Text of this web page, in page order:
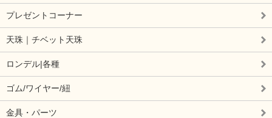
プレゼントコーナー
天珠｜チベット天珠
ロンデル|各種
ゴム/ワイヤー/紐
金具・パーツ